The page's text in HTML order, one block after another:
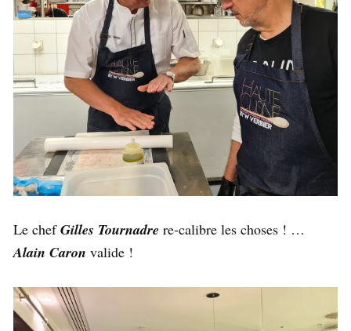
Le chefGilles Tournadre re-calibre les choses ! …
Alain Caron valide !